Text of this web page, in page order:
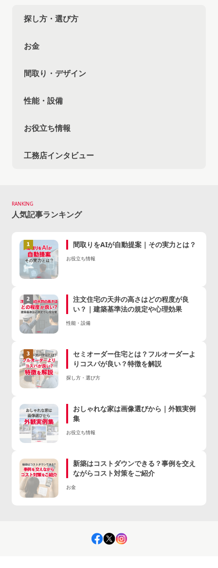
探し方・選び方
お金
間取り・デザイン
性能・設備
お役立ち情報
工務店インタビュー
RANKING
人気記事ランキング
間取りをAIが自動提案｜その実力とは？
お役立ち情報
注文住宅の天井の高さはどの程度が良
い？｜建築基準法の規定や心理効果
性能・設備
セミオーダー住宅とは？フルオーダーよ
りコスパが良い？特徴を解説
探し方・選び方
おしゃれな家は画像選びから｜外観実例
集
お役立ち情報
新築はコストダウンできる？事例を交え
ながらコスト対策をご紹介
お金